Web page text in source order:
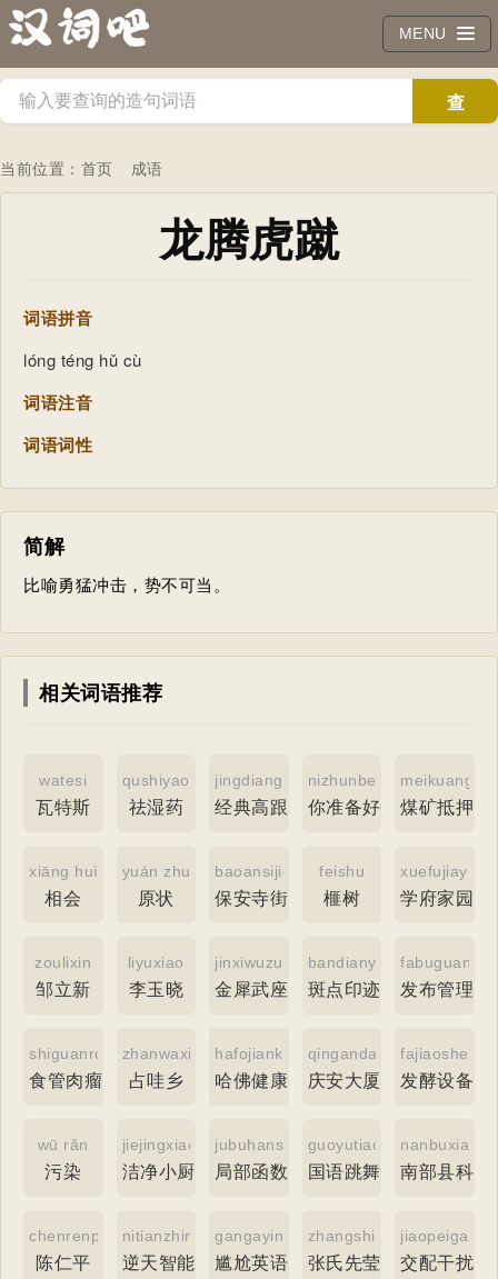
MENU
查
当前位置： 首页 成语
龙腾虎蹴
词语拼音
lóng téng hǔ cù
词语注音
词语词性
简解
比喻勇猛冲击，势不可当。
相关词语推荐
watesi
瓦特斯
qushiyao
祛湿药
jingdiangaogenxie
经典高跟鞋
nizhunbeihaoliaoma
你准备好了吗煤矿抵押贷
xiāng huì
相会
yuán zhuàng
原状
baoansijie
保安寺街
feishu
榧树
xuefujiayuan
学府家园
zoulixin
邹立新
liyuxiao
李玉晓
jinxiwuzuo
金犀武座
bandianyinji
斑点印迹
fabuguanli
发布管理
shiguanrouliu
食管肉瘤
zhanwaxiang
占哇乡
hafojiankangshu
哈佛健康书
qingandaxia
庆安大厦
fajiaoshebei
发酵设备
wū rǎn
污染
jiejingxiaochufang
洁净小厨房
jubuhanshu
局部函数
guoyutiaowujingxuan
国语跳舞精选南部县科技
chenrenping
陈仁平
nitianzhineng
逆天智能
gangayingyu
尴尬英语
zhangshixianyingbei
张氏先莹碑 交配干扰